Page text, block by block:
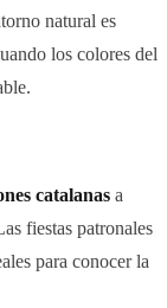
natural es
los colores del
catalanas a
fiestas patronales
para conocer la